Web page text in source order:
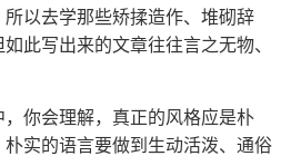
以去学那些矫揉造作、堆砌辞
此写出来的文章往往言之无物、
你会理解，真正的风格应是朴
实的语言要做到生动活泼、通俗